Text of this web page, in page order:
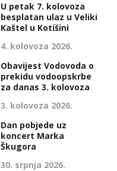
U petak 7. kolovoza
besplatan ulaz u Veliki
Kaštel u Kotišini
4. kolovoza 2026.
Obavijest Vodovoda o
prekidu vodoopskrbe
za danas 3. kolovoza
3. kolovoza 2026.
Dan pobjede uz
koncert Marka
Škugora
30. srpnja 2026.